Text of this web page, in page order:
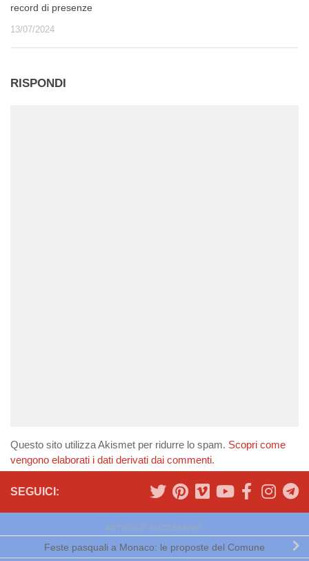
record di presenze
13/07/2024
RISPONDI
Questo sito utilizza Akismet per ridurre lo spam. Scopri come
vengono elaborati i dati derivati dai commenti.
SEGUICI:
ARTICOLO SUCCESSIVO
Feste pasquali a Monaco: le proposte del Comune